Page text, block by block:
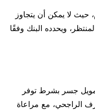
حيث لا يمكن أن يتجاوز
ويحدده البنك وفقًا
جسر بشرط توفر
الراجحي، مع مراعاة